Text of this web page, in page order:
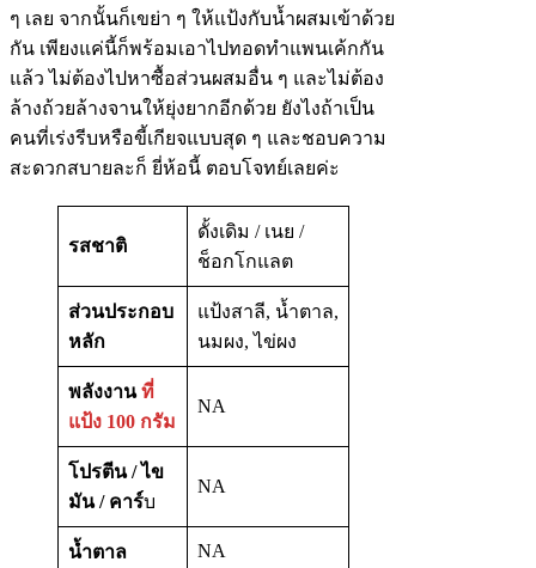
ๆ เลย จากนั้นก็เขย่า ๆ ให้แป้งกับน้ำผสมเข้าด้วย
กัน เพียงแค่นี้ก็พร้อมเอาไปทอดทำแพนเค้กกัน
แล้ว ไม่ต้องไปหาซื้อส่วนผสมอื่น ๆ และไม่ต้อง
ล้างถ้วยล้างจานให้ยุ่งยากอีกด้วย ยังไงถ้าเป็น
คนที่เร่งรีบหรือขี้เกียจแบบสุด ๆ และชอบความ
สะดวกสบายละก็ ยี่ห้อนี้ ตอบโจทย์เลยค่ะ
รสชาติ
ดั้งเดิม / เนย /
ช็อกโกแลต
ส่วนประกอบ
หลัก
แป้งสาลี, น้ำตาล,
นมผง, ไข่ผง
พลังงานที่
แป้ง 100 กรัม
NA
โปรตีน / ไข
มัน / คาร์บ
NA
น้ำตาล NA